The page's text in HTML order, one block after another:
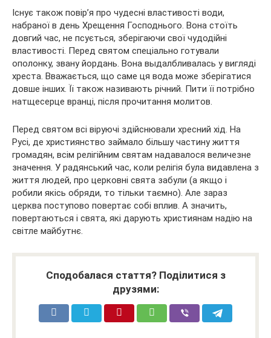
Існує також повір’я про чудесні властивості води,
набраної в день Хрещення Господнього. Вона стоїть
довгий час, не псується, зберігаючи свої чудодійні
властивості. Перед святом спеціально готували
ополонку, звану йордань. Вона выдалбливалась у вигляді
хреста. Вважається, що саме ця вода може зберігатися
довше інших. Її також називають річний. Пити її потрібно
натщесерце вранці, після прочитання молитов.
Перед святом всі віруючі здійснювали хресний хід. На
Русі, де християнство займало більшу частину життя
громадян, всім релігійним святам надавалося величезне
значення. У радянський час, коли релігія була видавлена з
життя людей, про церковні свята забули (а якщо і
робили якісь обряди, то тільки таємно). Але зараз
церква поступово повертає собі вплив. А значить,
повертаються і свята, які дарують християнам надію на
світле майбутнє.
Сподобалася стаття? Поділитися з
друзями: